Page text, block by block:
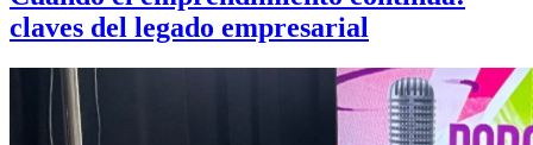
claves del legado empresarial